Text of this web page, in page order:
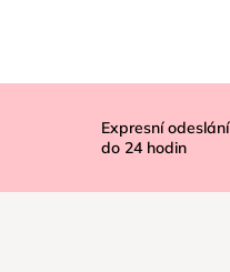
Expresní odeslání
do 24hodin